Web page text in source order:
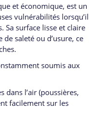
et économique, est un
vulnérabilités lorsqu’il
Sa surface lisse et claire
saleté ou d’usure, ce
soumis aux
dans l’air (poussières,
facilement sur les